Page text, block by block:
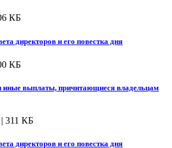
КБ
директоров и его повестка дня
КБ
выплаты, причитающиеся владельцам
311 КБ
директоров и его повестка дня